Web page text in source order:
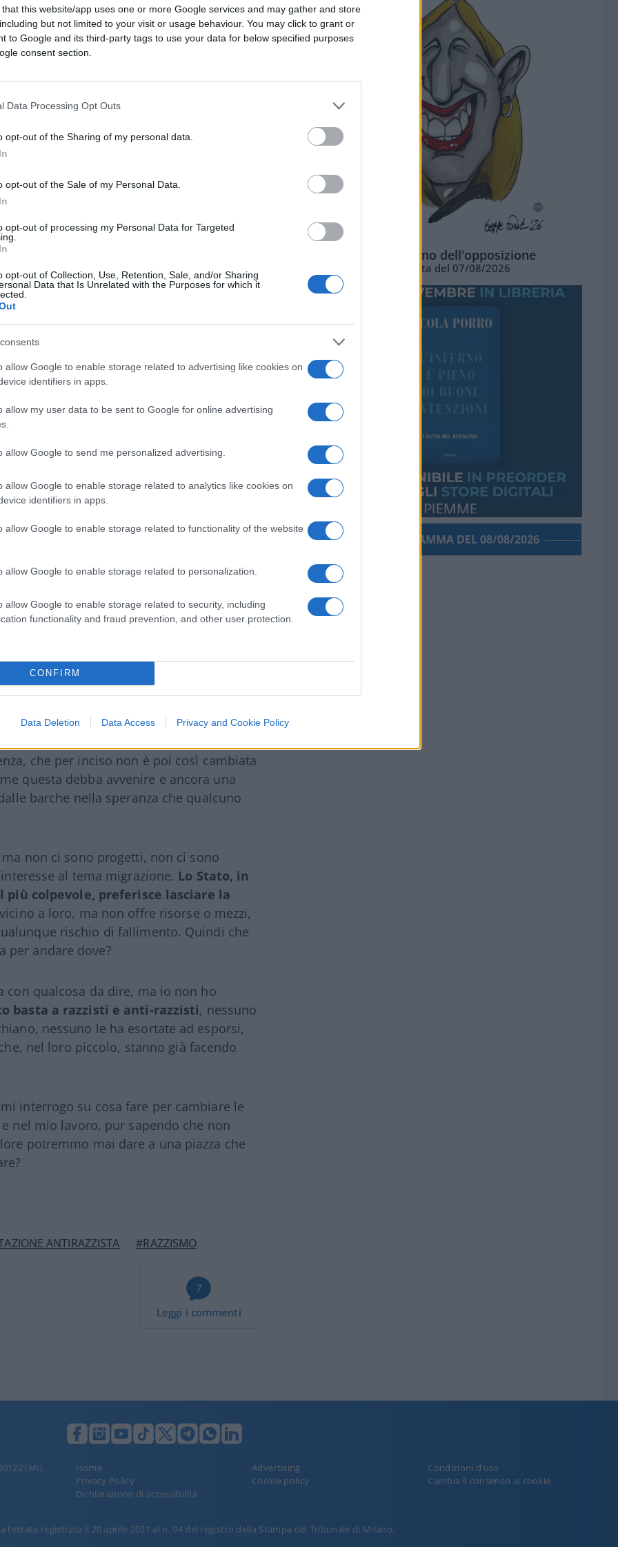
that this website/app uses one or more Google services and may gather and store
but not limited to your visit or usage behaviour. You may click to grant or
to Google and its third-party tags to use your data for below specified purposes
consent section.
Data Processing Opt Outs
opt-out of the Sharing of my personal data.
opt-out of the Sale of my Personal Data.
opt-out of processing my Personal Data for Targeted
opt-out of Collection, Use, Retention, Sale, and/or Sharing
Data that Is Unrelated with the Purposes for which it
allow Google to enable storage related to advertising like cookies on
identifiers in apps.
allow my user data to be sent to Google for online advertising
allow Google to send me personalized advertising.
allow Google to enable storage related to analytics like cookies on
identifiers in apps.
allow Google to enable storage related to functionality of the website
allow Google to enable storage related to personalization.
allow Google to enable storage related to security, including
functionality and fraud prevention, and other user protection.
CONFIRM
Data Deletion Data Access Privacy and Cookie Policy
Ong che operano in Italia come Amnesty
Celebrata come una
Italia” e un certo pensiero di
un successo. E ora?
vedono uno straripante razzismo in
di un’attenzione speciale dei
del termine e la sua proliferazione
che il razzismo, oggi, dovrebbe
con una forte partecipazione di paure
italiana. Non sono nemmeno d’accordo
di Beppe Grillo, perché il tema del
avuto, semplicemente lo abbiamo
che prima non ci interessava,
i buoni dai cattivi, ma la lente
così semplice questa divisione.
essendo definibili nettamente come
sole, come ci sono ignoranti e
Grillo, come una parte del PD in
della realtà, preferiscono considerare
aldilà di queste posizioni mi chiedo:
senso ha? Cosa ci lascia una volta
delle vittorie di Pirro. Mettere le
nulla da dire, ma oltre questo?
giustissimo, ma dopo cosa facciamo
un piano esclusivamente politico,
Governo, tanto quanto quello
soluzioni nuove o dei canali diversi
i centri di accoglienza, perché diventati
le persone, senza contare i casi di
in alcuni di essi. Eppure, anche un
trovato delle soluzioni alternative,
a fuori, come dei pacchi in un
che per inciso non è poi così cambiata
questa debba avvenire e ancora una
barche nella speranza che qualcuno
non ci sono progetti, non ci sono
al tema migrazione. Lo Stato, in
colpevole, preferisce lasciare la
a loro, ma non offre risorse o mezzi,
rischio di fallimento. Quindi che
per andare dove?
con qualcosa da dire, ma io non ho
basta a razzisti e anti-razzisti, nessuno
nessuno le ha esortate ad esporsi,
nel loro piccolo, stanno già facendo
interrogo su cosa fare per cambiare le
nel mio lavoro, pur sapendo che non
potremmo mai dare a una piazza che
ANTIRAZZISTA #RAZZISMO
7
Leggi i commenti
L'ottimismo dell'opposizione
Vignetta del 07/08/2026
PORROGRAMMA DEL 08/08/2026
(MI),
Home Advertising
Condizioni d’uso
Privacy Policy
Cookie policy
Cambia il consenso ai cookie
Dichiarazione di accessibilità
testata registrata il 20 aprile 2021 al n. 94 del registro della Stampa del Tribunale di Milano.